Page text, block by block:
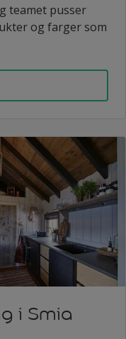
teamet pusser
og farger som
i Smia